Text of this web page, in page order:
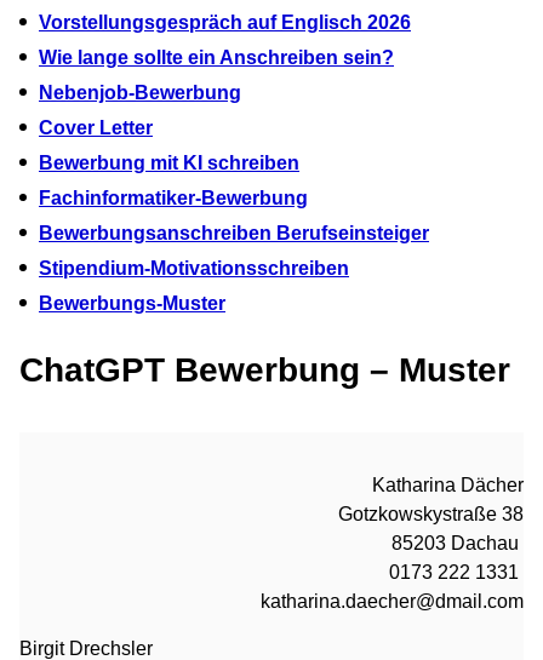
Vorstellungsgespräch auf Englisch 2026
Wie lange sollte ein Anschreiben sein?
Nebenjob-Bewerbung
Cover Letter
Bewerbung mit KI schreiben
Fachinformatiker-Bewerbung
Bewerbungsanschreiben Berufseinsteiger
Stipendium-Motivationsschreiben
Bewerbungs-Muster
ChatGPT Bewerbung – Muster
Katharina Dächer
Gotzkowskystraße 38
85203 Dachau
0173 222 1331
katharina.daecher@dmail.com
Birgit Drechsler